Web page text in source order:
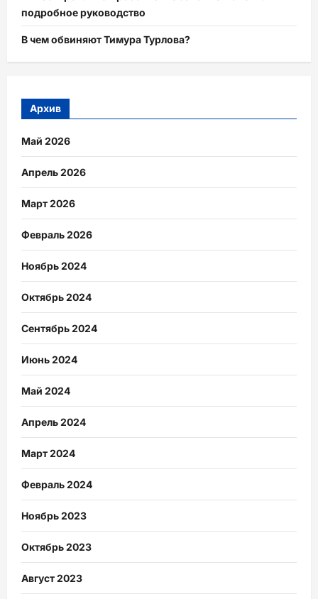
подробное руководство
В чем обвиняют Тимура Турлова?
Архив
Май 2026
Апрель 2026
Март 2026
Февраль 2026
Ноябрь 2024
Октябрь 2024
Сентябрь 2024
Июнь 2024
Май 2024
Апрель 2024
Март 2024
Февраль 2024
Ноябрь 2023
Октябрь 2023
Август 2023